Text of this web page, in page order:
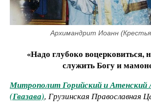
Архимандрит Иоанн
«Надо глубоко воцерковиться,
служить Богу и
Митрополит Горийский и Атенский
(Гвазава), Грузинская Православная